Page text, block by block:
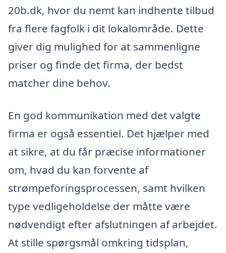
20b.dk, hvor du nemt kan indhente tilbud
fra flere fagfolk i dit lokalområde. Dette
giver dig mulighed for at sammenligne
priser og finde det firma, der bedst
matcher dine behov.
En god kommunikation med det valgte
firma er også essentiel. Det hjælper med
at sikre, at du får præcise informationer
om, hvad du kan forvente af
strømpeforingsprocessen, samt hvilken
type vedligeholdelse der måtte være
nødvendigt efter afslutningen af arbejdet.
At stille spørgsmål omkring tidsplan,